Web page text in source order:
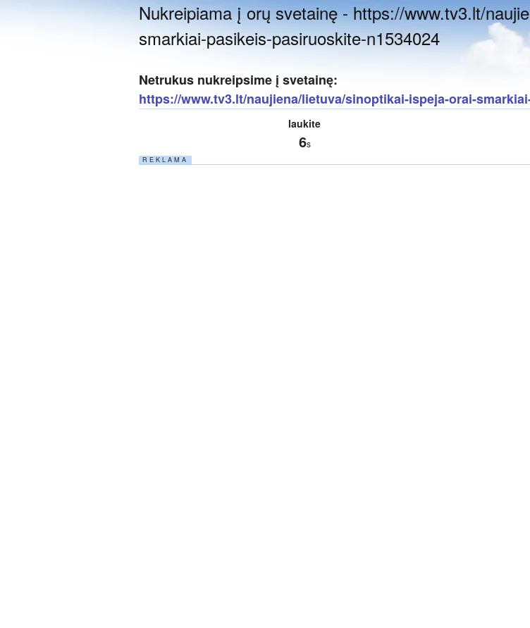
Nukreipiama į orų svetainę - https://www.tv3.lt/
smarkiai-pasikeis-pasiruoskite-n1534024
Netrukus nukreipsime į svetainę:
https://www.tv3.lt/naujiena/lietuva/sinoptikai-ispeja-orai-
laukite
6s
R E K L A M A